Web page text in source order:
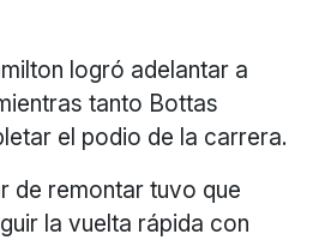
logró adelantar a
tanto Bottas
el podio de la carrera.
de remontar tuvo que
la vuelta rápida con